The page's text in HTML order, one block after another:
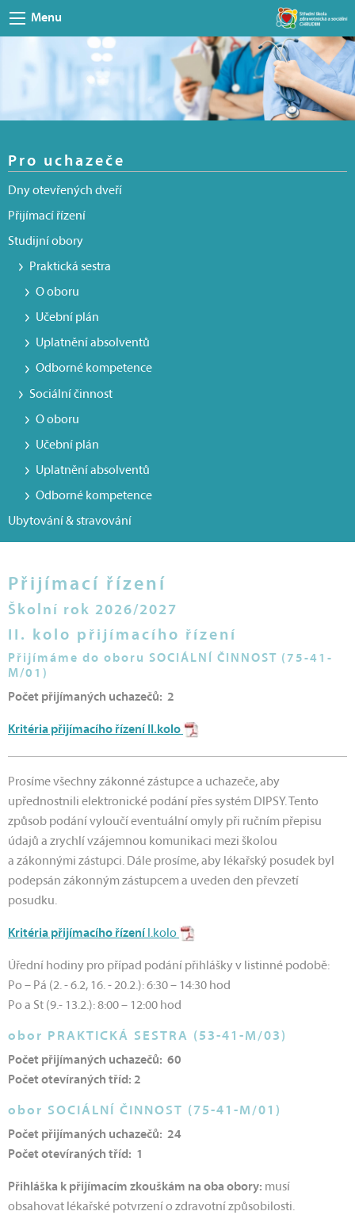
Menu
Pro uchazeče
Dny otevřených dveří
Přijímací řízení
Studijní obory
Praktická sestra
O oboru
Učební plán
Uplatnění absolventů
Odborné kompetence
Sociální činnost
O oboru
Učební plán
Uplatnění absolventů
Odborné kompetence
Ubytování & stravování
Přijímací řízení
Školní rok 2026/2027
II. kolo přijímacího řízení
Přijímáme do oboru SOCIÁLNÍ ČINNOST (75-41-
M/01)
Počet přijímaných uchazečů: 2
Kritéria přijímacího řízení II.kolo
Prosíme všechny zákonné zástupce a uchazeče, aby
upřednostnili elektronické podání přes systém DIPSY. Tento
způsob podání vyloučí eventuální omyly při ručním přepisu
údajů a zrychlí vzájemnou komunikaci mezi školou
a zákonnými zástupci. Dále prosíme, aby lékařský posudek byl
podepsán zákonným zástupcem a uveden den převzetí
posudku.
Kritéria přijímacího řízení I.kolo
Úřední hodiny pro případ podání přihlášky v listinné podobě:
Po – Pá (2. - 6.2, 16. - 20.2.): 6:30 – 14:30 hod
Po a St (9.- 13.2.): 8:00 – 12:00 hod
obor PRAKTICKÁ SESTRA (53-41-M/03)
Počet přijímaných uchazečů: 60
Počet otevíraných tříd: 2
obor SOCIÁLNÍ ČINNOST (75-41-M/01)
Počet přijímaných uchazečů: 24
Počet otevíraných tříd: 1
Přihláška k přijímacím zkouškám na oba obory: musí
obsahovat lékařské potvrzení o zdravotní způsobilosti.